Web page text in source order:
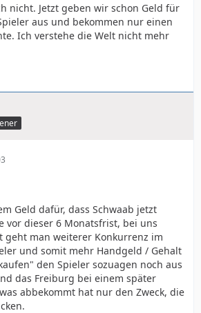
nicht. Jetzt geben wir schon Geld für
aus und bekommen nur einen
Ich verstehe die Welt nicht mehr
Geld dafür, dass Schwaab jetzt
vor dieser 6 Monatsfrist, bei uns
geht man weiterer Konkurrenz im
und somit mehr Handgeld / Gehalt
den Spieler sozuagen noch aus
das Freiburg bei einem später
abbekommt hat nur den Zweck, die